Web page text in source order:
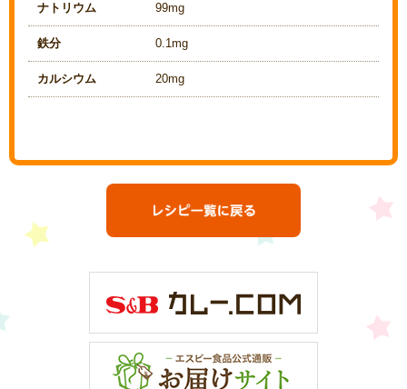
ナトリウム 99mg
鉄分 0.1mg
カルシウム 20mg